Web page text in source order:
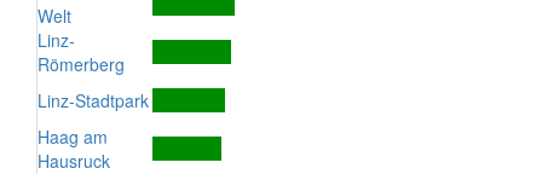
Welt
Linz-
Römerberg
Linz-Stadtpark
Haag am
Hausruck